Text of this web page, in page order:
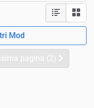
Mod
pagina (2)